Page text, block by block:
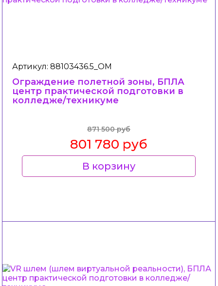
Артикул: 88103436.5_ОМ
Ограждение полетной зоны, БПЛА
центр практической подготовки в
колледже/техникуме
871 500 руб
801 780 руб
В корзину